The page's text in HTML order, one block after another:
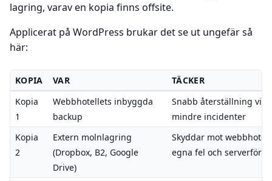
lagring, varav en kopia finns offsite.
Applicerat på WordPress brukar det se ut ungefär så
här:
KOPIA VAR
TÄCKER
Kopia
1
Webbhotellets inbyggda
backup
Snabb återställning vid
mindre incidenter
Kopia
2
Extern molnlagring
(Dropbox, B2, Google
Drive)
Skyddar mot
egna fel och